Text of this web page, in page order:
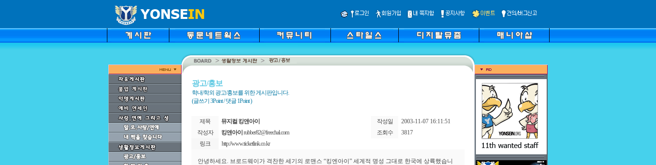
광고/홍보
학내/학외 광고/홍보를 위한 게시판입니다.
(글쓰기 3Point / 댓글 1Point )
제목 뮤지컬 킹앤아이 작성일
2003-11-07 16:11:51
작성자
킹앤아이 rubber82@freechal.com 조회수
3817
링크
http://www.ticketlink.co.kr
안녕하세요. 브로드웨이가 격찬한 세기의 로맨스 “킹엔아이” 세계적 명성 그대로 한국에 상륙했습니